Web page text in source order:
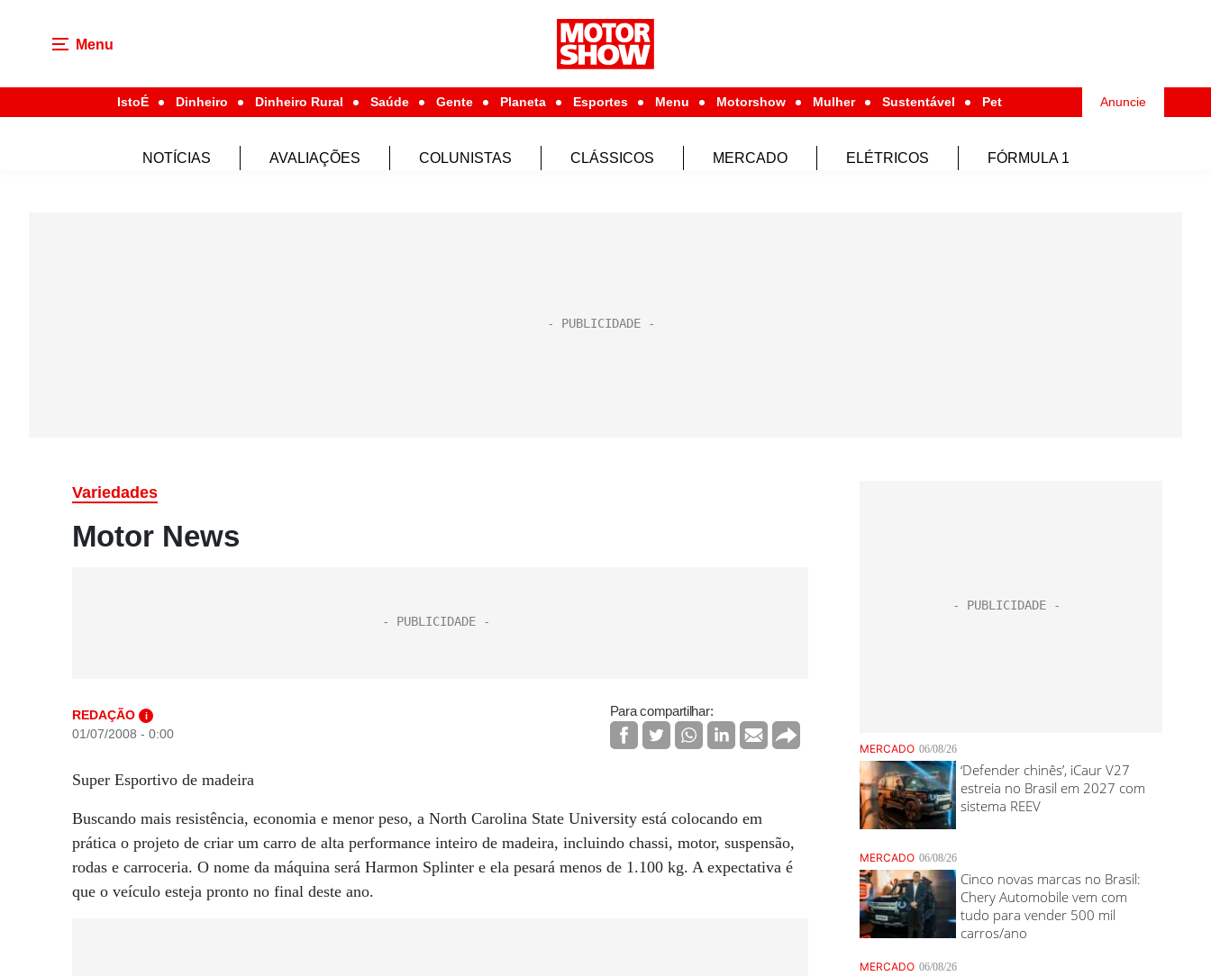
Menu
IstoÉ Dinheiro Dinheiro Rural Saúde Gente Planeta Esportes Menu Motorshow Mulher Sustentável Pet Anuncie
NOTÍCIAS AVALIAÇÕES COLUNISTAS CLÁSSICOS MERCADO ELÉTRICOS FÓRMULA 1
Variedades
Motor News
REDAÇÃO i
01/07/2008 - 0:00
Para compartilhar:
Super Esportivo de madeira
Buscando mais resistência, economia e menor peso, a North Carolina State University está colocando em
prática o projeto de criar um carro de alta performance inteiro de madeira, incluindo chassi, motor, suspensão,
rodas e carroceria. O nome da máquina será Harmon Splinter e ela pesará menos de 1.100 kg. A expectativa é
que o veículo esteja pronto no final deste ano.